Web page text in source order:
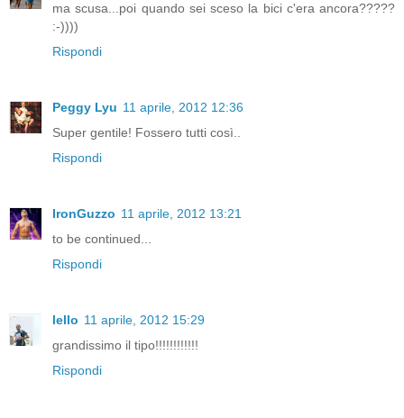
ma scusa...poi quando sei sceso la bici c'era ancora?????
:-))))
Rispondi
Peggy Lyu 11 aprile, 2012 12:36
Super gentile! Fossero tutti così..
Rispondi
IronGuzzo 11 aprile, 2012 13:21
to be continued...
Rispondi
lello 11 aprile, 2012 15:29
grandissimo il tipo!!!!!!!!!!!!
Rispondi